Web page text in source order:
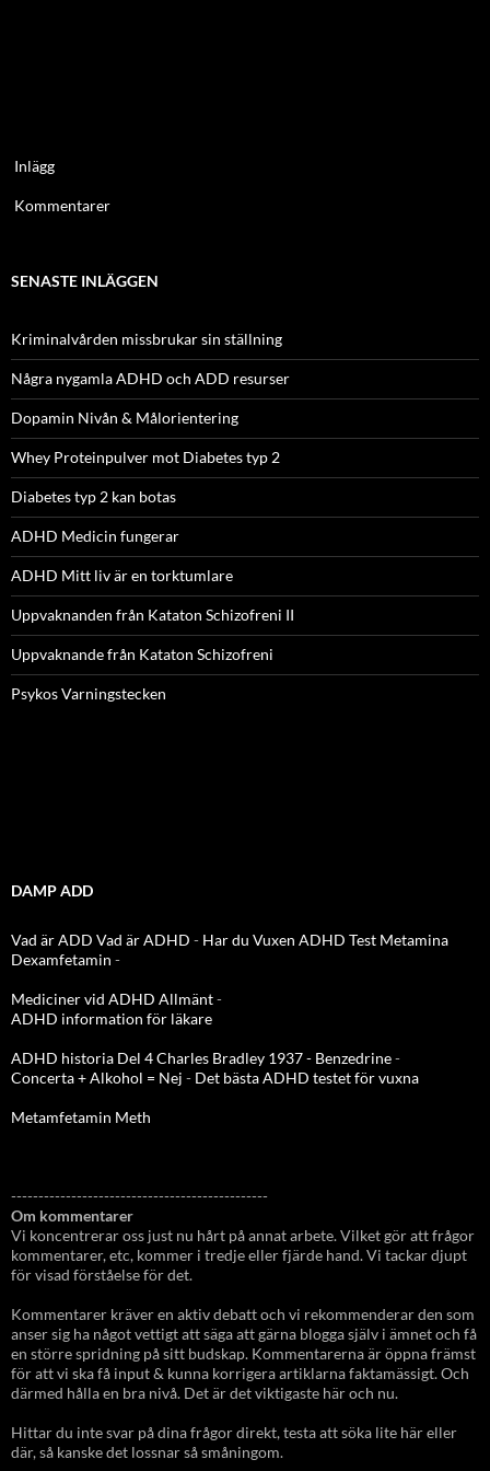
Inlägg
Kommentarer
SENASTE INLÄGGEN
Kriminalvården missbrukar sin ställning
Några nygamla ADHD och ADD resurser
Dopamin Nivån & Målorientering
Whey Proteinpulver mot Diabetes typ 2
Diabetes typ 2 kan botas
ADHD Medicin fungerar
ADHD Mitt liv är en torktumlare
Uppvaknanden från Kataton Schizofreni II
Uppvaknande från Kataton Schizofreni
Psykos Varningstecken
DAMP ADD
Vad är ADD Vad är ADHD - Har du Vuxen ADHD Test Metamina
Dexamfetamin -
Mediciner vid ADHD Allmänt-
ADHD information för läkare
ADHD historia Del 4 Charles Bradley 1937 - Benzedrine-
Concerta + Alkohol = Nej - Det bästa ADHD testet för vuxna
Metamfetamin Meth
-----------------------------------------------
Om kommentarer
Vi koncentrerar oss just nu hårt på annat arbete. Vilket gör att frågor
kommentarer, etc, kommer i tredje eller fjärde hand. Vi tackar djupt
för visad förståelse för det.
Kommentarer kräver en aktiv debatt och vi rekommenderar den som
anser sig ha något vettigt att säga att gärna blogga själv i ämnet och få
en större spridning på sitt budskap. Kommentarerna är öppna främst
för att vi ska få input & kunna korrigera artiklarna faktamässigt. Och
därmed hålla en bra nivå. Det är det viktigaste här och nu.
Hittar du inte svar på dina frågor direkt, testa att söka lite här eller
där, så kanske det lossnar så småningom.